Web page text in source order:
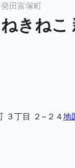
田富塚町
きねこ
３丁目 ２−２４地